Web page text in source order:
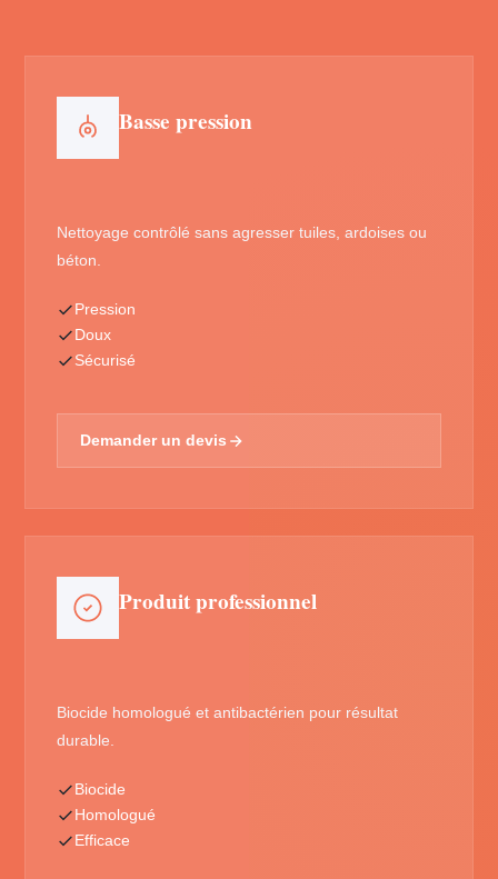
Basse pression
Nettoyage contrôlé sans agresser tuiles, ardoises ou
béton.
Pression
Doux
Sécurisé
Demander un devis
Produit professionnel
Biocide homologué et antibactérien pour résultat
durable.
Biocide
Homologué
Efficace